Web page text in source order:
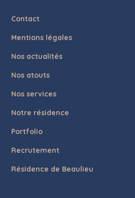
Contact
Mentions légales
Nos actualités
Nos atouts
Nos services
Notre résidence
Portfolio
Recrutement
Résidence de Beaulieu